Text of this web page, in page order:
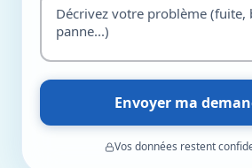
Envoyer ma
Vos données restent